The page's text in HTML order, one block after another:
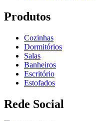
Produtos
Cozinhas
Dormitórios
Salas
Banheiros
Escritório
Estofados
Rede Social